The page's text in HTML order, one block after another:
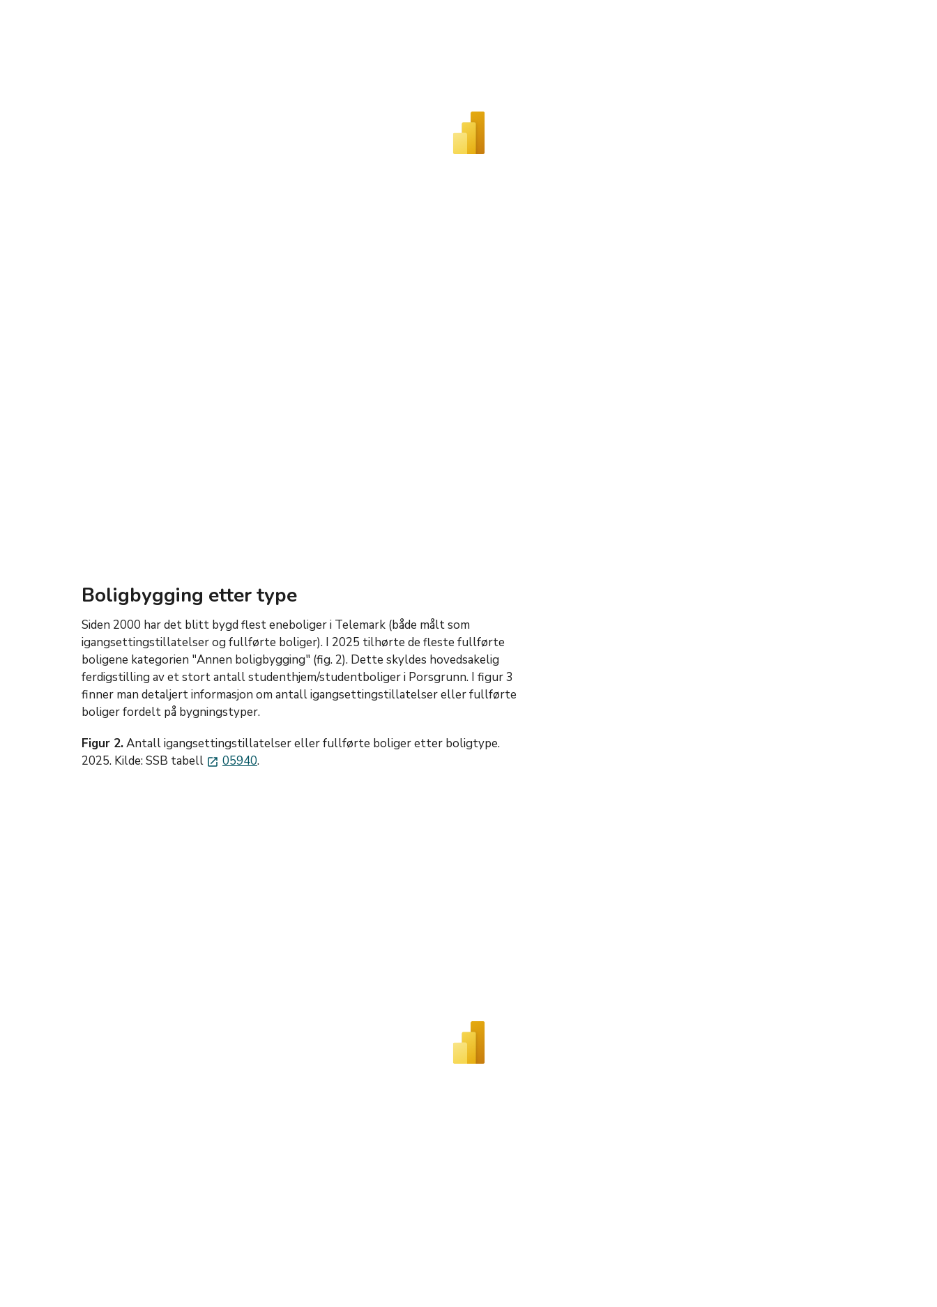
Boligbygging etter type
Siden 2000 har det blitt bygd flest eneboliger i Telemark (både målt som
igangsettingstillatelser og fullførte boliger). I 2025 tilhørte de fleste fullførte
boligene kategorien "Annen boligbygging" (fig. 2). Dette skyldes hovedsakelig
ferdigstilling av et stort antall studenthjem/studentboliger i Porsgrunn. I figur 3
finner man detaljert informasjon om antall igangsettingstillatelser eller fullførte
boliger fordelt på bygningstyper.
Figur 2.Antall igangsettingstillatelser eller fullførte boliger etter boligtype.
2025. Kilde: SSB tabell launch 05940.